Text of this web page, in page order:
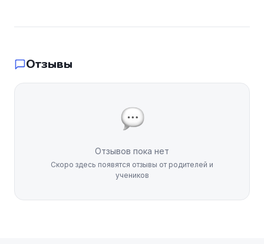
Отзывы
Отзывов пока нет
Скоро здесь появятся отзывы от родителей и
учеников